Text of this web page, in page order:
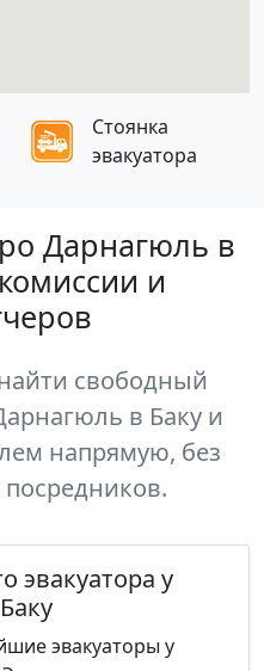
Стоянка
эвакуатора
Дарнагюль в
и
свободный
в Баку и
напрямую, без
эвакуатора у
эвакуаторы у